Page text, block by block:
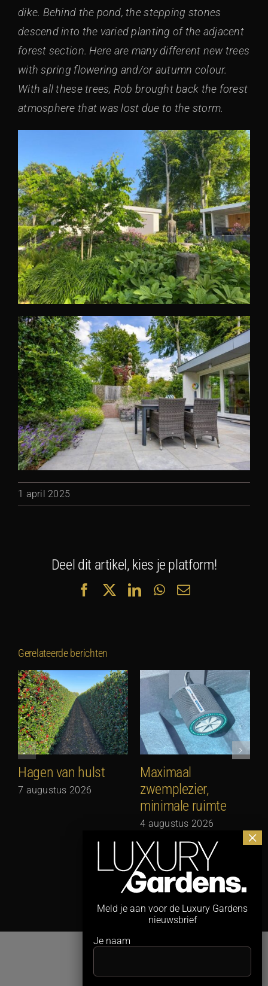
dike. Behind the pond, the stepping stones
descend into the varied planting of the adjacent
forest section. Here are many different new trees
with spring flowering and/or autumn colour.
With all these trees, Rob brought back the forest
atmosphere that was lost due to the storm.
1 april 2025
Deel dit artikel, kies je platform!
FacebookLinkedInWhatsApp
E-
Gerelateerde berichten
Hagen van hulst
7 augustus 2026
Maximaal
zwemplezier,
minimale ruimte
4 augustus 2026
Meld je aan voor de Luxury Gardens
nieuwsbrief
Je naam